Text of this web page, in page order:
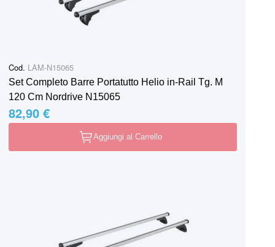
Cod. LAM-N15065
Set Completo Barre Portatutto Helio in-Rail Tg. M
120 Cm Nordrive N15065
82,90 €
Aggiungi al Carrello